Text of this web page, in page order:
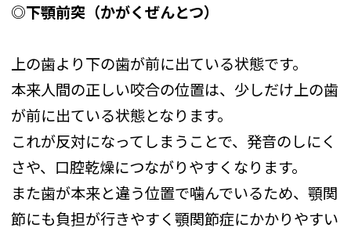
◎下顎前突（かがくぜんとつ）
上の歯より下の歯が前に出ている状態です。
本来人間の正しい咬合の位置は、少しだけ上の歯
が前に出ている状態となります。
これが反対になってしまうことで、発音のしにく
さや、口腔乾燥につながりやすくなります。
また歯が本来と違う位置で噛んでいるため、顎関
節にも負担が行きやすく顎関節症にかかりやすい